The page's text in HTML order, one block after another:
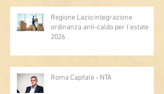
Regione Lazio:integrazione
ordinanza anti-caldo per l'estate
2026
Roma Capitale - NTA